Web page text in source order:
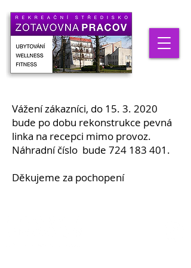
Vážení zákazníci, do 15. 3. 2020
bude po dobu rekonstrukce pevná
linka na recepci mimo provoz.
Náhradní číslo bude 724 183 401.
Děkujeme za pochopení